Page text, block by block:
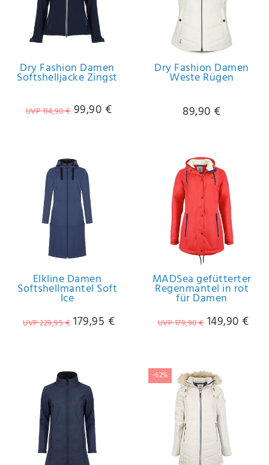
Dry Fashion Damen
Softshelljacke Zingst
UVP 114,90 € 99,90 €
Dry Fashion Damen
Weste Rügen
89,90 €
Elkline Damen
Softshellmantel Soft
Ice
UVP 229,95 € 179,95 €
MADSea gefütterter
Regenmantel in rot
für Damen
UVP 179,90 € 149,90 €
-62%